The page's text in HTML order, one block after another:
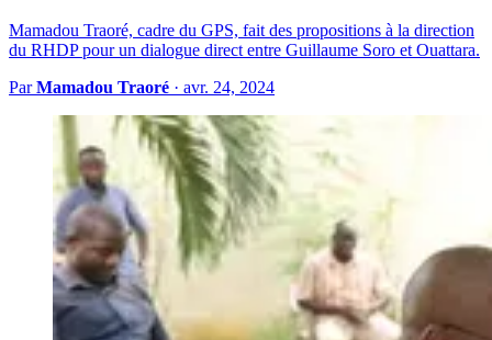
Mamadou Traoré, cadre du GPS, fait des propositions à la direction
du RHDP pour un dialogue direct entre Guillaume Soro et Ouattara.
ParMamadou Traoré · avr. 24, 2024